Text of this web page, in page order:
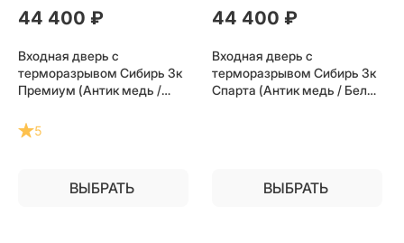
44 400 ₽
Входная дверь с
терморазрывом Сибирь 3к
Премиум (Антик медь /
загородного дома и дачи
5
ВЫБРАТЬ
44 400 ₽
Входная дверь с
терморазрывом Сибирь 3к
Спарта (Антик медь / Белое
ВЫБРАТЬ